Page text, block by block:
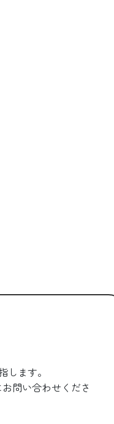
ます。
問い合わせくださ